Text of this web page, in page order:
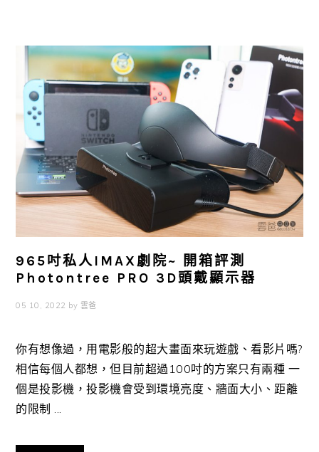
965吋私人IMAX劇院~ 開箱評測
Photontree PRO 3D頭戴顯示器
05 10, 2022 by 雲爸
你有想像過，用電影般的超大畫面來玩遊戲、看影片嗎?
相信每個人都想，但目前超過100吋的方案只有兩種 一
個是投影機，投影機會受到環境亮度、牆面大小、距離
的限制 ...